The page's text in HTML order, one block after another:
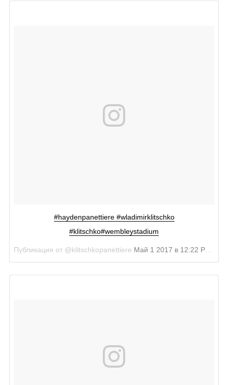
#haydenpanettiere #wladimirklitschko
#klitschko#wembleystadium
Публикация от @klitschkopanettiere Май 1 2017 в 12:22 PDT